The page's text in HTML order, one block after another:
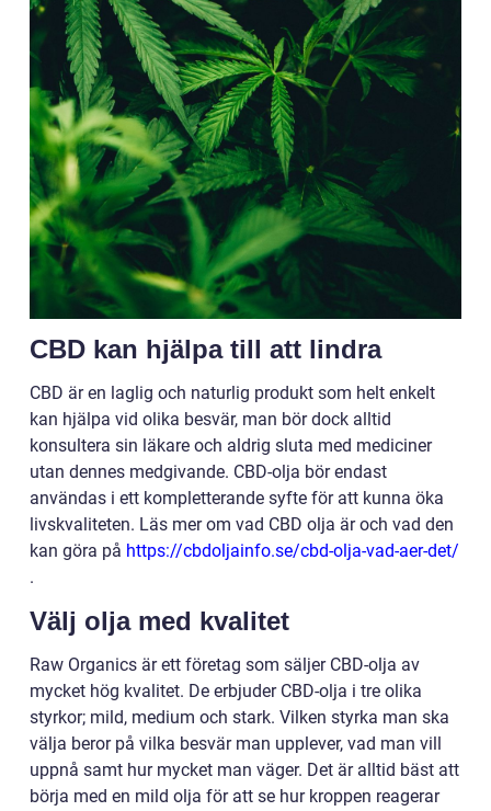
CBD kan hjälpa till att lindra
CBD är en laglig och naturlig produkt som helt enkelt
kan hjälpa vid olika besvär, man bör dock alltid
konsultera sin läkare och aldrig sluta med mediciner
utan dennes medgivande. CBD-olja bör endast
användas i ett kompletterande syfte för att kunna öka
livskvaliteten. Läs mer om vad CBD olja är och vad den
kan göra på https://cbdoljainfo.se/cbd-olja-vad-aer-det/
.
Välj olja med kvalitet
Raw Organics är ett företag som säljer CBD-olja av
mycket hög kvalitet. De erbjuder CBD-olja i tre olika
styrkor; mild, medium och stark. Vilken styrka man ska
välja beror på vilka besvär man upplever, vad man vill
uppnå samt hur mycket man väger. Det är alltid bäst att
börja med en mild olja för att se hur kroppen reagerar